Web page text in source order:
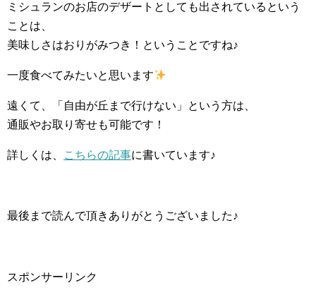
ミシュランのお店のデザートとしても出されているという
ことは、
美味しさはおりがみつき！ということですね♪
一度食べてみたいと思います
遠くて、「自由が丘まで行けない」という方は、
通販やお取り寄せも可能です！
詳しくは、 こちらの記事に書いています♪
最後まで読んで頂きありがとうございました♪
スポンサーリンク